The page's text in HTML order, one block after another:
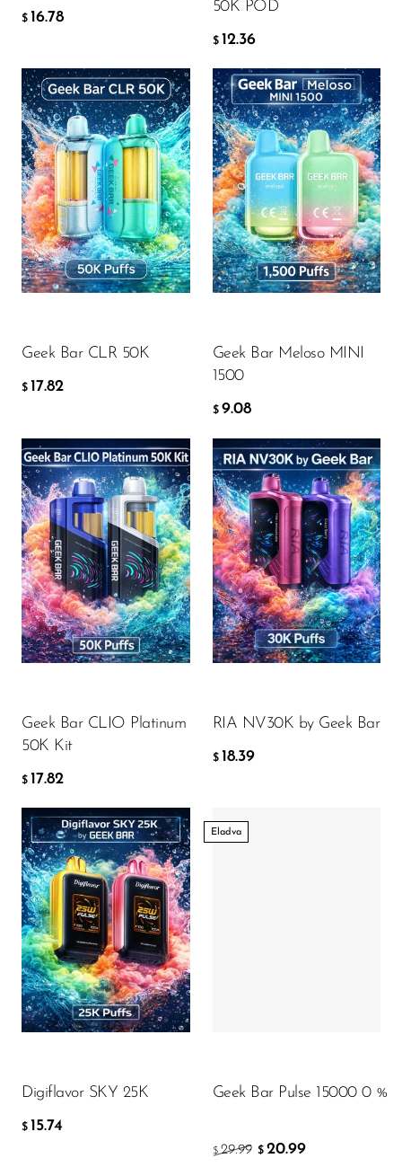
Milli Bar
Monster Vape Labs
MTRX
Naked
Nexa
NIKO Bar
North
Off-Stamp
Orion
OXBAR
Packspod
PHUN
Pillow Talk
PYRO
Raz
RifBar
REIGN BAR
Sigelei
Smarter AirPuffs
SMOK
Snoopy Smoke
Snowwolf
So Soul
Space Mary
Spree Bar
Suonon
$ 16.78
50K POD
$ 12.36
Geek Bar CLR 50K
$ 17.82
Flavor
$17.82
Geek Bar Meloso MINI
1500
$ 9.08
Flavor
$9.08
Geek Bar CLIO Platinum
50K Kit
$ 17.82
Flavor
$17.82
RIA NV30K by Geek Bar
$ 18.39
Flavor
$18.39
Digiflavor SKY 25K
$ 15.74
Flavor
$15.74
Eladva
Geek Bar Pulse 15000 0 %
$ 29.99 $ 20.99